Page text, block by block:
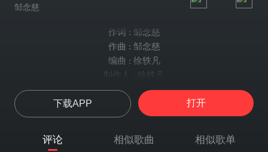
邹念慈
作词 : 邹念慈
作曲 : 邹念慈
编曲 : 徐轶凡
制作人 : 徐轶凡
OP : 雪球音乐
出品 : 网易青云LABx雪球音乐
叹呐
叹呐
下载APP 打开
评论 相似歌曲 相似歌单